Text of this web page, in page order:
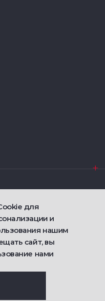
о продаже товаров
для
и
нашим
сайт, вы
нами